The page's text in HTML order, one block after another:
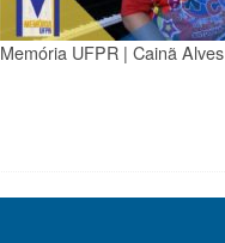
Memória UFPR | Cainã Alves